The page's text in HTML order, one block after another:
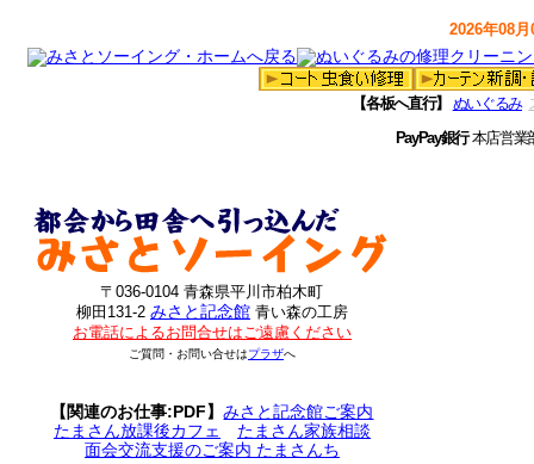
2026年08
【各板へ直行】 ぬいぐるみ
PayPay銀行本店営
〒036-0104 青森県平川市柏木町
柳田131-2 みさと記念館 青い森の工房
お電話によるお問合せはご遠慮ください
ご質問・お問い合せはプラザへ
【関連のお仕事:PDF】みさと記念館ご案内
たまさん放課後カフェ
たまさん家族相談
面会交流支援のご案内 たまさんち